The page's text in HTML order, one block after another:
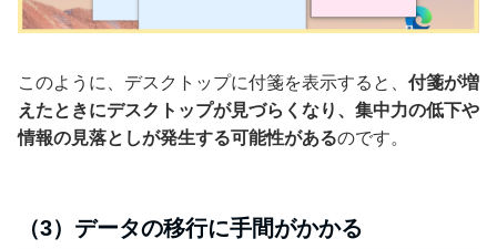
このように、デスクトップに付箋を表示すると、 付箋が増
えたときにデスクトップが見づらくなり、集中力の低下や
情報の見落としが発生する可能性があるのです。
（3）データの移行に手間がかかる